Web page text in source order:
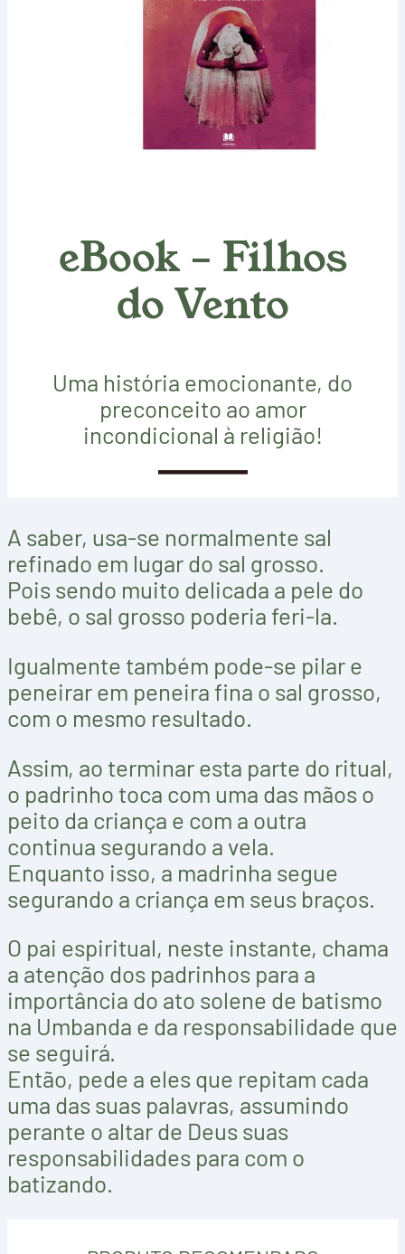
eBook – Filhos
do Vento
Uma história emocionante, do
preconceito ao amor
incondicional à religião!
A saber, usa-se normalmente sal
refinado em lugar do sal grosso.
Pois sendo muito delicada a pele do
bebê, o sal grosso poderia feri-la.
Igualmente também pode-se pilar e
peneirar em peneira fina o sal grosso,
com o mesmo resultado.
Assim, ao terminar esta parte do ritual,
o padrinho toca com uma das mãos o
peito da criança e com a outra
continua segurando a vela.
Enquanto isso, a madrinha segue
segurando a criança em seus braços.
O pai espiritual, neste instante, chama
a atenção dos padrinhos para a
importância do ato solene de batismo
na Umbanda e da responsabilidade que
se seguirá.
Então, pede a eles que repitam cada
uma das suas palavras, assumindo
perante o altar de Deus suas
responsabilidades para com o
batizando.